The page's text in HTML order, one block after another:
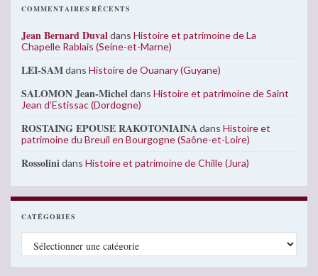
COMMENTAIRES RÉCENTS
Jean Bernard Duvaldans Histoire et patrimoine de La
Chapelle Rablais (Seine-et-Marne)
LEI-SAMdans Histoire de Ouanary (Guyane)
SALOMON Jean-Micheldans Histoire et patrimoine de Saint
Jean d’Estissac (Dordogne)
ROSTAING EPOUSE RAKOTONIAINAdans Histoire et
patrimoine du Breuil en Bourgogne (Saône-et-Loire)
Rossolinidans Histoire et patrimoine de Chille (Jura)
CATÉGORIES
Catégories